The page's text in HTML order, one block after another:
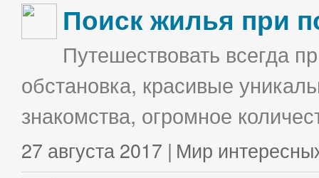
Поиск жилья при
Путешествовать всегда
обстановка, красивые
знакомства, огромное
27 августа 2017 | Мир